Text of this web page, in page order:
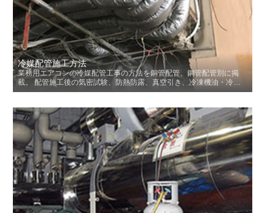
冷媒配管施工方法
業務用エアコンの冷媒配管工事の方法を銅管配管、鋼管配管別に掲
載。 配管施工後の気密試験、防熱防露、真空引き、冷凍機油・冷媒
充てんを掲載。 また、既設配管を再利用する場合の注意点も掲載。